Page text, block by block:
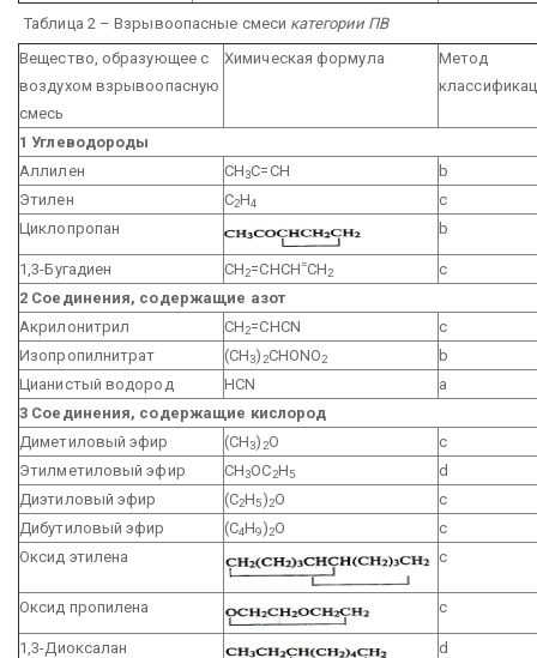
Таблица 2 – Взрывоопасные смеси категории ПВ
Вещество, образующее с
воздухом взрывоопасную
смесь
Химическая формула
Метод
1 Углеводороды
Аллилен
СН3С=СН
b
Этилен
С2Н4
с
Циклопропан
b
1,3-Бугадиен СН2=СНСН=СН2
с
2 Соединения, содержащие азот
Акрилонитрил
CH2=CHCN
c
Изопропилнитрат
(CH3)2CHONО2
b
Цианистый водород
HCN
a
3 Соединения, содержащие кислород
Диметиловый эфир
(СН3)2О
c
Этилметиловый эфир
СН3ОС2Н5
d
Диэтиловый эфир
(С2Н5)2О
c
Дибутиловый эфир
(С4H9)2О
c
Оксид этилена
c
Оксид пропилена c
1,3-Диоксалан d